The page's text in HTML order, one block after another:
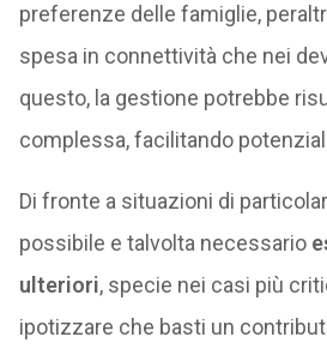
preferenze delle famiglie,
spesa in connettività che nei
questo, la gestione potrebbe
complessa, facilitando
Di fronte a situazioni di
possibile e talvolta necessario
ulteriori, specie nei casi più
ipotizzare che basti un